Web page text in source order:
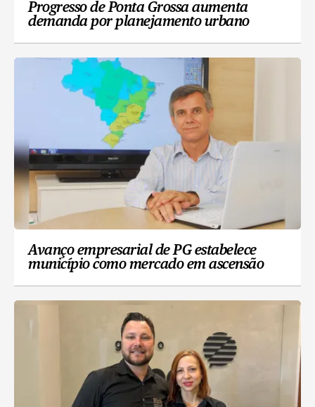
Progresso de Ponta Grossa aumenta
demanda por planejamento urbano
Avanço empresarial de PG estabelece
município como mercado em ascensão